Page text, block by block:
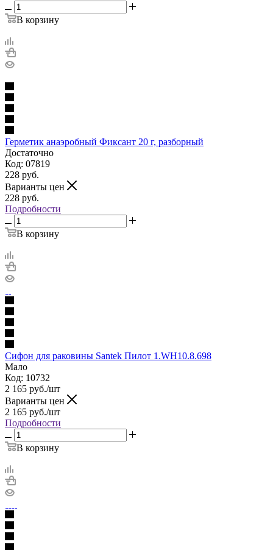
В корзину
Герметик анаэробный Фиксант 20 г, разборный
Достаточно
Код: 07819
228 руб.
Варианты цен
228 руб.
Подробности
В корзину
Сифон для раковины Santek Пилот 1.WH10.8.698
Мало
Код: 10732
2 165 руб./шт
Варианты цен
2 165 руб./шт
Подробности
В корзину